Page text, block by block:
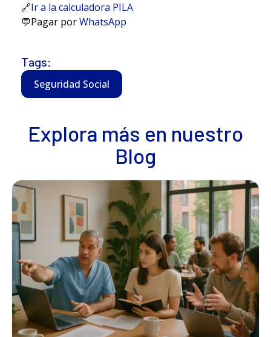
🔗Ir a la calculadora PILA
💬Pagar porWhatsApp
Tags:
Seguridad Social
Explora más en nuestro
Blog